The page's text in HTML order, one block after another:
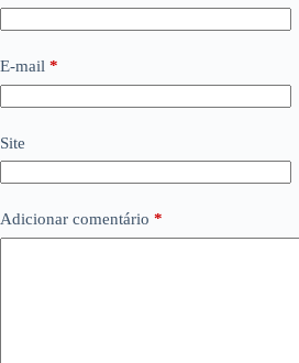
E-mail *
Site
Adicionar comentário *